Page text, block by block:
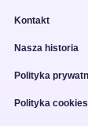
Kontakt
Nasza historia
Polityka
Polityka cookies